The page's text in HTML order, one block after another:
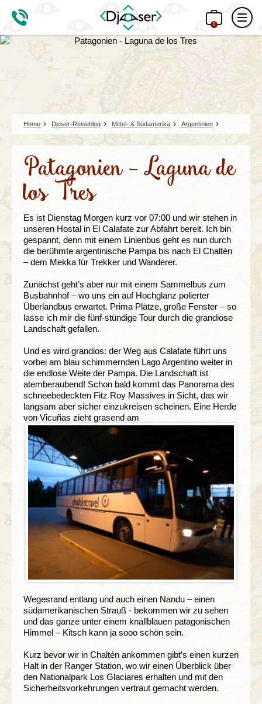
0
Home Djoser-Reiseblog Mittel- & Südamerika Argentinien
Patagonien - Laguna de
los Tres
Es ist Dienstag Morgen kurz vor 07:00 und wir stehen in
unseren Hostal in El Calafate zur Abfahrt bereit. Ich bin
gespannt, denn mit einem Linienbus geht es nun durch
die berühmte argentinische Pampa bis nach El Chaltén
– dem Mekka für Trekker und Wanderer.
Zunächst geht’s aber nur mit einem Sammelbus zum
Busbahnhof – wo uns ein auf Hochglanz polierter
Überlandbus erwartet. Prima Plätze, große Fenster – so
lasse ich mir die fünf-stündige Tour durch die grandiose
Landschaft gefallen.
Und es wird grandios: der Weg aus Calafate führt uns
vorbei am blau schimmernden Lago Argentino weiter in
die endlose Weite der Pampa. Die Landschaft ist
atemberaubend! Schon bald kommt das Panorama des
schneebedeckten Fitz Roy Massives in Sicht, das wir
langsam aber sicher einzukreisen scheinen. Eine Herde
von Vicuñas zieht grasend am
Wegesrand entlang und auch einen Nandu – einen
südamerikanischen Strauß - bekommen wir zu sehen
und das ganze unter einem knallblauen patagonischen
Himmel – Kitsch kann ja sooo schön sein.
Kurz bevor wir in Chaltén ankommen gibt’s einen kurzen
Halt in der Ranger Station, wo wir einen Überblick über
den Nationalpark Los Glaciares erhalten und mit den
Sicherheitsvorkehrungen vertraut gemacht werden.